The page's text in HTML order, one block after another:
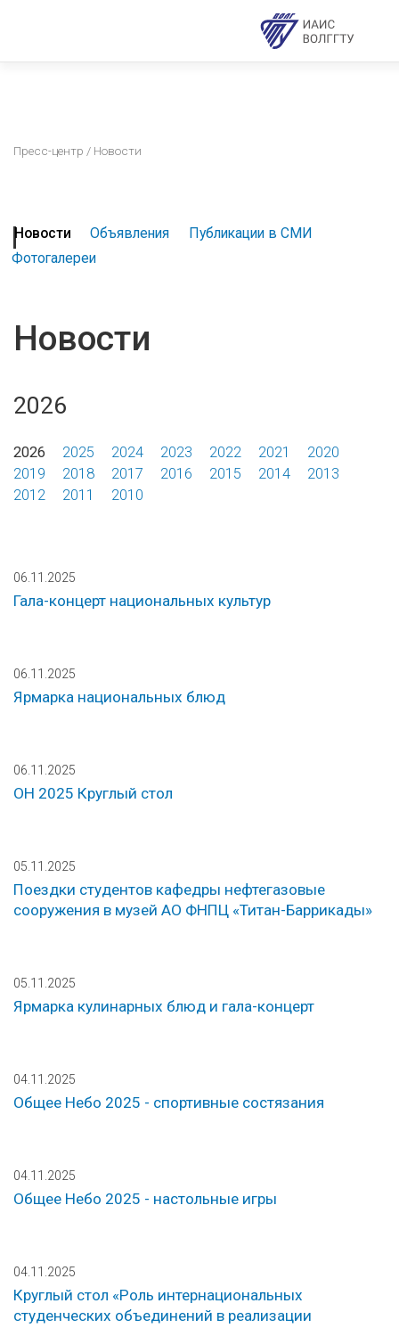
Пресс-центр / Новости
Новости Объявления
Публикации в СМИ
Фотогалереи
Новости
2026
2026 2025 2024 2023 2022 2021
2020
2019
2018 2017 2016 2015 2014
2013
2012
2011 2010
06.11.2025
Гала-концерт национальных культур
06.11.2025
Ярмарка национальных блюд
06.11.2025
ОН 2025 Круглый стол
05.11.2025
Поездки студентов кафедры нефтегазовые
сооружения в музей АО ФНПЦ «Титан-Баррикады»
05.11.2025
Ярмарка кулинарных блюд и гала-концерт
04.11.2025
Общее Небо 2025 - спортивные состязания
04.11.2025
Общее Небо 2025 - настольные игры
04.11.2025
Круглый стол «Роль интернациональных
студенческих объединений в реализации